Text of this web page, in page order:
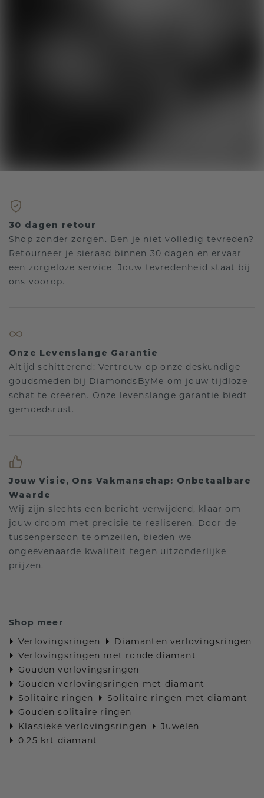
30 dagen retour
Shop zonder zorgen. Ben je niet volledig tevreden?
Retourneer je sieraad binnen 30 dagen en ervaar
een zorgeloze service. Jouw tevredenheid staat bij
ons voorop.
Onze Levenslange Garantie
Altijd schitterend: Vertrouw op onze deskundige
goudsmeden bij DiamondsByMe om jouw tijdloze
schat te creëren. Onze levenslange garantie biedt
gemoedsrust.
Jouw Visie, Ons Vakmanschap: Onbetaalbare
Waarde
Wij zijn slechts een bericht verwijderd, klaar om
jouw droom met precisie te realiseren. Door de
tussenpersoon te omzeilen, bieden we
ongeëvenaarde kwaliteit tegen uitzonderlijke
prijzen.
Shop meer
Verlovingsringen
Diamanten verlovingsringen
Verlovingsringen met ronde diamant
Gouden verlovingsringen
Gouden verlovingsringen met diamant
Solitaire ringen
Solitaire ringen met diamant
Gouden solitaire ringen
Klassieke verlovingsringen
Juwelen
0.25 krt diamant